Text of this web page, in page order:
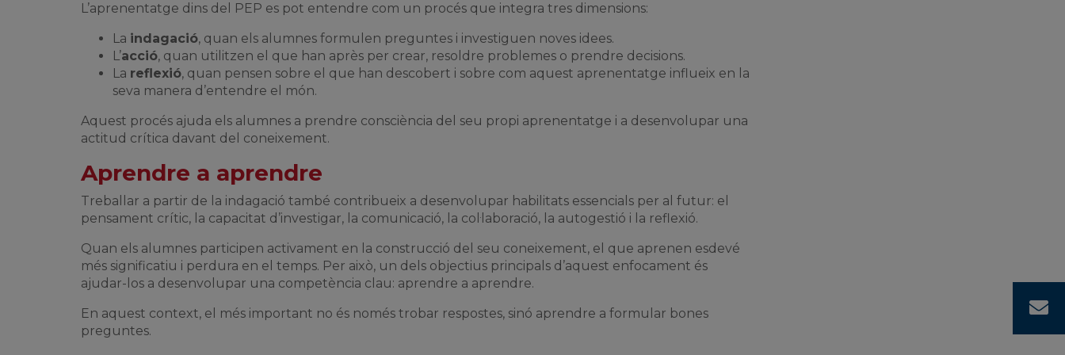
L’aprenentatge dins del PEP es pot entendre com un procés que integra tres dimensions:
La indagació, quan els alumnes formulen preguntes i investiguen noves idees.
L’acció, quan utilitzen el que han après per crear, resoldre problemes o prendre decisions.
La reflexió, quan pensen sobre el que han descobert i sobre com aquest aprenentatge influeix en la
seva manera d’entendre el món.
Aquest procés ajuda els alumnes a prendre consciència del seu propi aprenentatge i a desenvolupar una
actitud crítica davant del coneixement.
Aprendre a aprendre
Treballar a partir de la indagació també contribueix a desenvolupar habilitats essencials per al futur: el
pensament crític, la capacitat d’investigar, la comunicació, la col·laboració, la autogestió i la reflexió.
Quan els alumnes participen activament en la construcció del seu coneixement, el que aprenen esdevé
més significatiu i perdura en el temps. Per això, un dels objectius principals d’aquest enfocament és
ajudar-los a desenvolupar una competència clau: aprendre a aprendre.
En aquest context, el més important no és només trobar respostes, sinó aprendre a formular bones
preguntes.